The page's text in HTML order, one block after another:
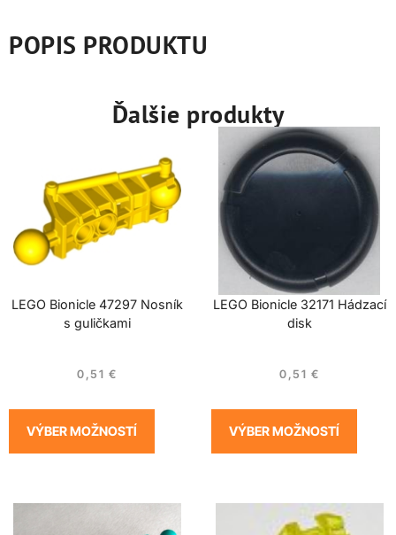
POPIS PRODUKTU
Ďalšie produkty
LEGO Bionicle 47297 Nosník
s guličkami
0,51 €
VÝBER MOŽNOSTÍ
LEGO Bionicle 32171 Hádzací
disk
0,51 €
VÝBER MOŽNOSTÍ